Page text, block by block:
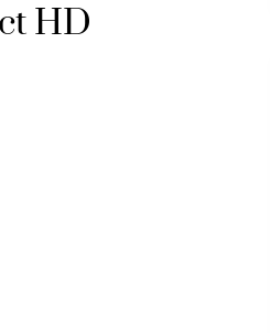
HD